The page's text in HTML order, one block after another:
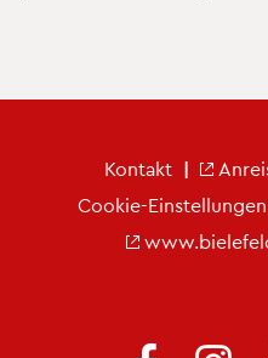
Kon­takt
Coo­kie-Ein­stel­lun­gen